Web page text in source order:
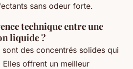
sans odeur forte.
technique entre une
liquide ?
des concentrés solides qui
Elles offrent un meilleur